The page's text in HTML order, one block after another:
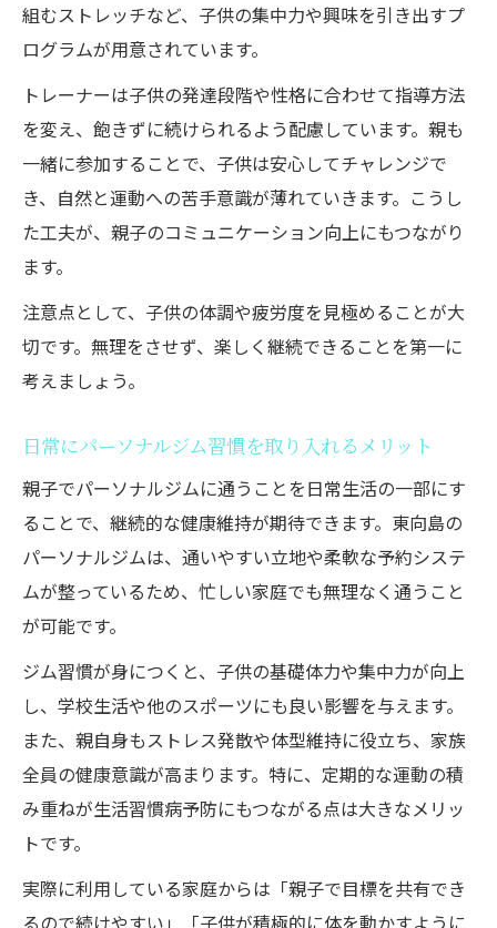
組むストレッチなど、子供の集中力や興味を引き出すプ
ログラムが用意されています。
トレーナーは子供の発達段階や性格に合わせて指導方法
を変え、飽きずに続けられるよう配慮しています。親も
一緒に参加することで、子供は安心してチャレンジで
き、自然と運動への苦手意識が薄れていきます。こうし
た工夫が、親子のコミュニケーション向上にもつながり
ます。
注意点として、子供の体調や疲労度を見極めることが大
切です。無理をさせず、楽しく継続できることを第一に
考えましょう。
日常にパーソナルジム習慣を取り入れるメリット
親子でパーソナルジムに通うことを日常生活の一部にす
ることで、継続的な健康維持が期待できます。東向島の
パーソナルジムは、通いやすい立地や柔軟な予約システ
ムが整っているため、忙しい家庭でも無理なく通うこと
が可能です。
ジム習慣が身につくと、子供の基礎体力や集中力が向上
し、学校生活や他のスポーツにも良い影響を与えます。
また、親自身もストレス発散や体型維持に役立ち、家族
全員の健康意識が高まります。特に、定期的な運動の積
み重ねが生活習慣病予防にもつながる点は大きなメリッ
トです。
実際に利用している家庭からは「親子で目標を共有でき
るので続けやすい」「子供が積極的に体を動かすように